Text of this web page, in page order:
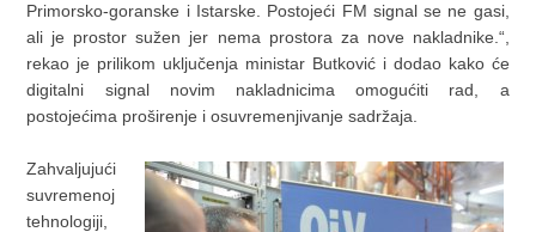
Primorsko-goranske i Istarske. Postojeći FM signal se ne gasi,
ali je prostor sužen jer nema prostora za nove nakladnike.“,
rekao je prilikom uključenja ministar Butković i dodao kako će
digitalni signal novim nakladnicima omogućiti rad, a
postojećima proširenje i osuvremenjivanje sadržaja.
Zahvaljujući
suvremenoj
tehnologiji,